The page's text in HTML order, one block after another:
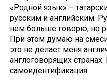
«Родной язык» –
русским и английским.
нем больше говорю, но
При этом думаю на смеси
это не делает меня
англоговорящих
самоидентификация.